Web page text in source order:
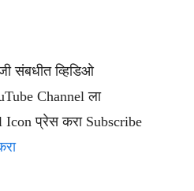
संबधीत व्हिडिओ
Channel ला
Icon प्रेस करा Subscribe